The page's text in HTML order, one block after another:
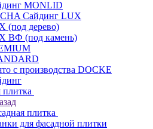
MONLID
Сайдинг LUX
(под дерево)
ВФ (под камень)
с производства DOCKE
плитка
плитка
для фасадной плитки